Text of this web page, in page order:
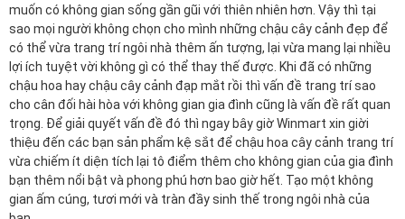
muốn có không gian sống gần gũi với thiên nhiên hơn. Vậy thì tại
sao mọi người không chọn cho mình những chậu cây cảnh đẹp để
có thể vừa trang trí ngôi nhà thêm ấn tượng, lại vừa mang lại nhiều
lợi ích tuyệt vời không gì có thể thay thế được. Khi đã có những
chậu hoa hay chậu cây cảnh đạp mắt rồi thì vấn đề trang trí sao
cho cân đối hài hòa với không gian gia đình cũng là vấn đề rất quan
trọng. Để giải quyết vấn đề đó thì ngay bây giờWinmart xin giời
thiệu đến các bạn sản phẩm kệ sắt để chậu hoa cây cảnh trang trí
vừa chiếm ít diện tích lại tô điểm thêm cho không gian của gia đình
bạn thêm nổi bật và phong phú hơn bao giờ hết. Tạo một không
gian ấm cúng, tươi mới và tràn đầy sinh thế trong ngôi nhà của